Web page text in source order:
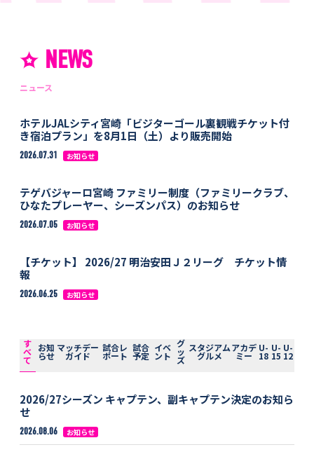
NEWS
ニュース
ホテルJALシティ宮崎「ビジターゴール裏観戦チケット付
き宿泊プラン」を8月1日（土）より販売開始
2026.07.31 お知らせ
テゲバジャーロ宮崎 ファミリー制度（ファミリークラブ、
ひなたプレーヤー、シーズンパス）のお知らせ
2026.07.05 お知らせ
【チケット】 2026/27 明治安田Ｊ２リーグ チケット情
報
2026.06.25 お知らせ
す
べ
て
お知
らせ
マッチデー
ガイド
試合レ
ポート
試合
予定
イベ
ント
グ
ッ
ズ
スタジアム
グルメ
アカデ
ミー
U-
18
U-
15
U-
12
2026/27シーズン キャプテン、副キャプテン決定のお知ら
せ
2026.08.06 お知らせ